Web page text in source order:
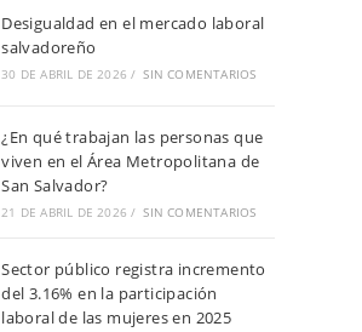
Desigualdad en el mercado laboral
salvadoreño
30 DE ABRIL DE 2026 / SIN COMENTARIOS
¿En qué trabajan las personas que
viven en el Área Metropolitana de
San Salvador?
21 DE ABRIL DE 2026 / SIN COMENTARIOS
Sector público registra incremento
del 3.16% en la participación
laboral de las mujeres en 2025